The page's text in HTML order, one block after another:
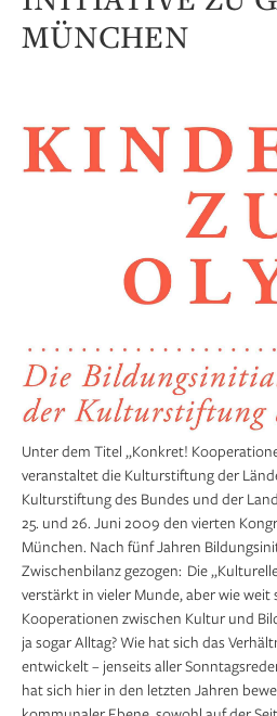
MÜNCHEN
Unter dem Titel „Konkret!
veranstaltet die Kulturstiftung der
Kulturstiftung des Bundes und der
25. und 26. Juni 2009 den vierten
München. Nach fünf Jahren
Zwischenbilanz gezogen: Die
verstärkt in vieler Munde, aber wie
Kooperationen zwischen Kultur und
ja sogar Alltag? Wie hat sich das
entwickelt – jenseits aller
hat sich hier in den letzten Jahren